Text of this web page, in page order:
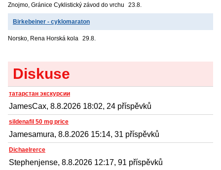
Znojmo, Gránice Cyklistický závod do vrchu 23.8.
Birkebeiner - cyklomaraton
Norsko, Rena Horská kola 29.8.
Diskuse
татарстан экскурсии
JamesCax, 8.8.2026 18:02, 24 příspěvků
sildenafil 50 mg price
Jamesamura, 8.8.2026 15:14, 31 příspěvků
Dichaelrerce
Stephenjense, 8.8.2026 12:17, 91 příspěvků